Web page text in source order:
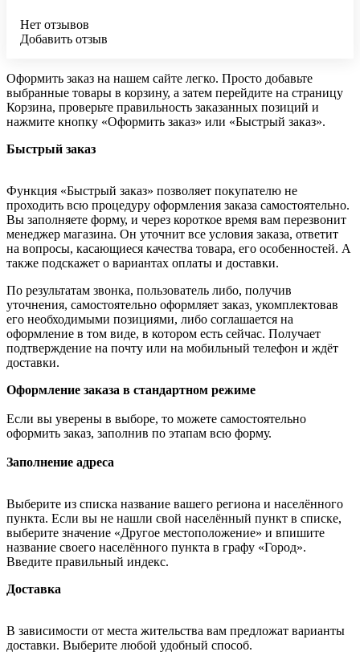
Нет отзывов
Добавить отзыв
Оформить заказ на нашем сайте легко. Просто добавьте
выбранные товары в корзину, а затем перейдите на страницу
Корзина, проверьте правильность заказанных позиций и
нажмите кнопку «Оформить заказ» или «Быстрый заказ».
Быстрый заказ
Функция «Быстрый заказ» позволяет покупателю не
проходить всю процедуру оформления заказа самостоятельно.
Вы заполняете форму, и через короткое время вам перезвонит
менеджер магазина. Он уточнит все условия заказа, ответит
на вопросы, касающиеся качества товара, его особенностей. А
также подскажет о вариантах оплаты и доставки.
По результатам звонка, пользователь либо, получив
уточнения, самостоятельно оформляет заказ, укомплектовав
его необходимыми позициями, либо соглашается на
оформление в том виде, в котором есть сейчас. Получает
подтверждение на почту или на мобильный телефон и ждёт
доставки.
Оформление заказа в стандартном режиме
Если вы уверены в выборе, то можете самостоятельно
оформить заказ, заполнив по этапам всю форму.
Заполнение адреса
Выберите из списка название вашего региона и населённого
пункта. Если вы не нашли свой населённый пункт в списке,
выберите значение «Другое местоположение» и впишите
название своего населённого пункта в графу «Город».
Введите правильный индекс.
Доставка
В зависимости от места жительства вам предложат варианты
доставки. Выберите любой удобный способ.